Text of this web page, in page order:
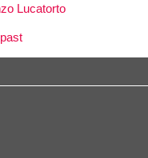
Lucatorto